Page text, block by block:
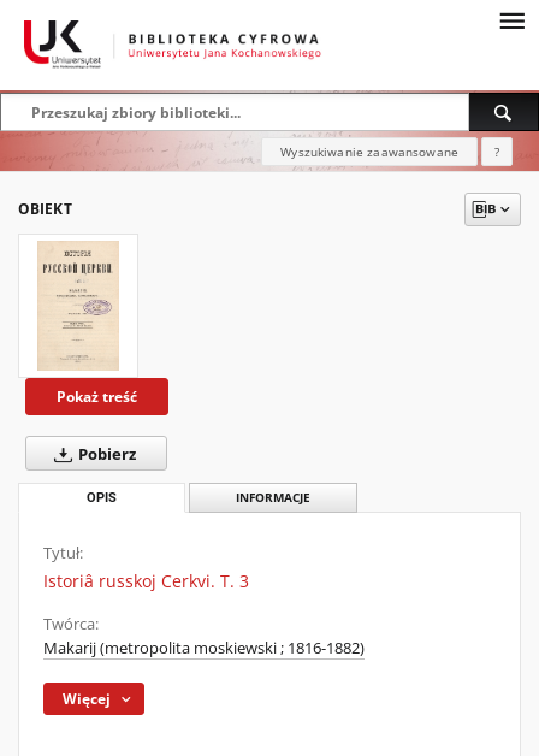
Wyszukiwanie zaawansowane ?
OBIEKT
Pokaż treść
Pobierz
OPIS INFORMACJE
Tytuł:
Istoriâ russkoj Cerkvi. T. 3
Twórca:
Makarij (metropolita moskiewski ; 1816-1882)
Więcej